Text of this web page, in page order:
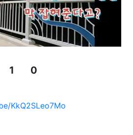
1
0
KkQ2SLeo7Mo